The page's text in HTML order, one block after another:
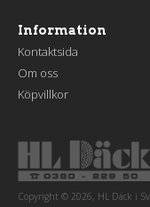
Information
Kontaktsida
Om oss
Köpvillkor
Copyright © 2026, HL Däck i